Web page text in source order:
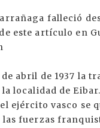
falleció
este artículo en
abril de 1937 la
localidad de
ejército vasco se
las fuerzas